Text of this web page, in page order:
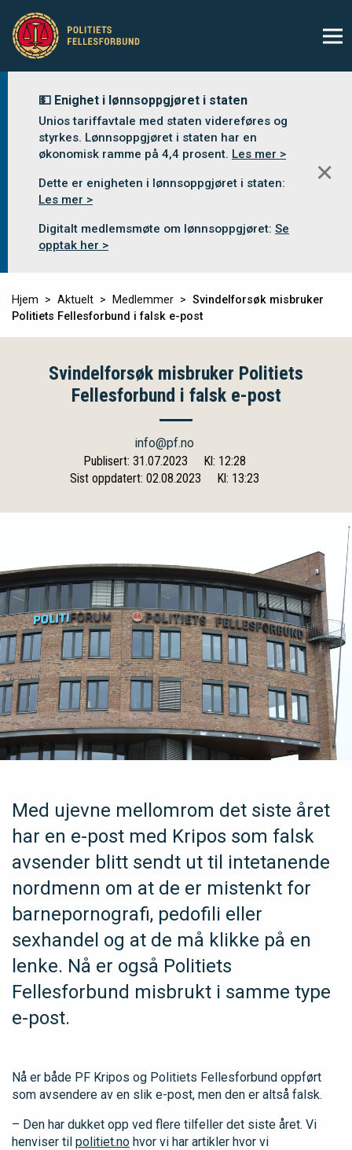
💵 Enighet i lønnsoppgjøret i staten
Unios tariffavtale med staten videreføres og
styrkes. Lønnsoppgjøret i staten har en
økonomisk ramme på 4,4 prosent. Les mer >
Dette er enigheten i lønnsoppgjøret i staten:
Les mer >
Digitalt medlemsmøte om lønnsoppgjøret: Se
opptak her >
✕
Hjem Aktuelt Medlemmer
Svindelforsøk misbruker
Politiets Fellesforbund i falsk e-post
Svindelforsøk misbruker Politiets
Fellesforbund i falsk e-post
info@pf.no
Publisert: 31.07.2023
Kl: 12:28
Sist oppdatert: 02.08.2023
Kl: 13:23
Med ujevne mellomrom det siste året
har en e-post med Kripos som falsk
avsender blitt sendt ut til intetanende
nordmenn om at de er mistenkt for
barnepornografi, pedofili eller
sexhandel og at de må klikke på en
lenke. Nå er også Politiets
Fellesforbund misbrukt i samme type
e-post.
Nå er både PF Kripos og Politiets Fellesforbund oppført
som avsendere av en slik e-post, men den er altså falsk.
– Den har dukket opp ved flere tilfeller det siste året. Vi
henviser til politiet.no hvor vi har artikler hvor vi